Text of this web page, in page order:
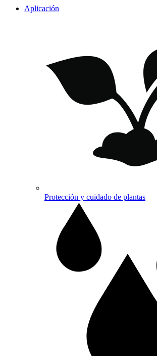
Aplicación
Protección y cuidado de plantas